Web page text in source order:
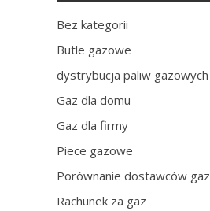
Bez kategorii
Butle gazowe
dystrybucja paliw gazowych
Gaz dla domu
Gaz dla firmy
Piece gazowe
Porównanie dostawców
Rachunek za gaz